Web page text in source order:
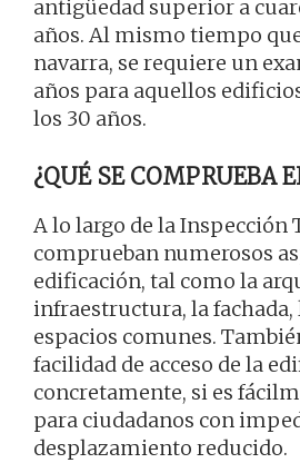
antigüedad superior a
años. Al mismo tiempo
navarra, se requiere un
años para aquellos
los 30 años.
¿QUÉ SE COMPRUEBA
A lo largo de la Inspección
comprueban numerosos
edificación, tal como la
infraestructura, la fachada,
espacios comunes.
facilidad de acceso de la
concretamente, si es
para ciudadanos con
desplazamiento reducido.